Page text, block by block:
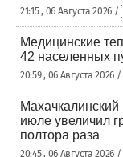
21:15 , 06 Августа 2026 /
Медицинские
42 населенных
20:59 , 06 Августа 2026 /
июле увеличил
полтора раза
20:45 , 06 Августа 2026 /